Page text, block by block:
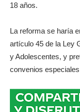
18 años.
La reforma se haría
artículo 45 de la Ley
y Adolescentes, y
convenios